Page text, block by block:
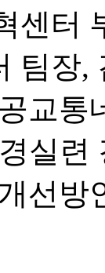
센터
팀장,
교통
실
선방